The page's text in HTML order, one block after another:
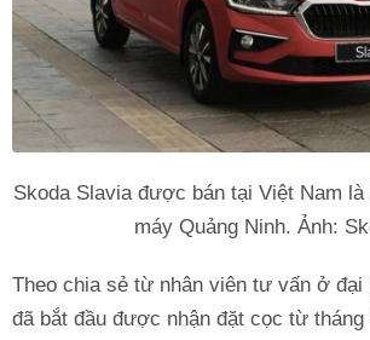
Skoda Slavia được bán tại Việt Nam
máy Quảng Ninh. Ảnh:
Theo chia sẻ từ nhân viên tư vấn ở đại
đã bắt đầu được nhận đặt cọc từ